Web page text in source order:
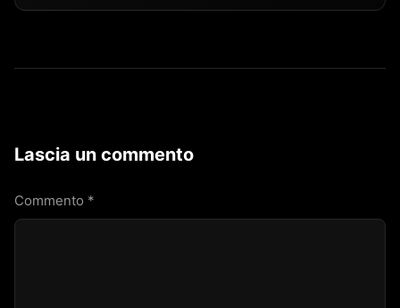
Lascia un commento
Commento *